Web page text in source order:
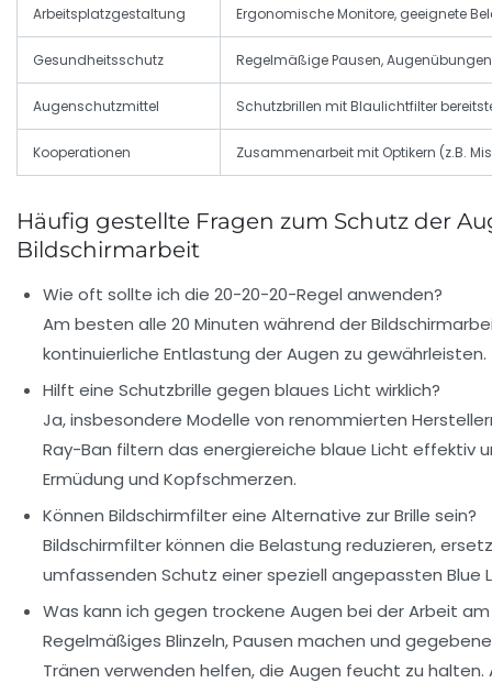
Arbeitsplatzgestaltung Ergonomische Monitore, geeignete
Gesundheitsschutz Regelmäßige Pausen,
Augenschutzmittel Schutzbrillen mit Blaulichtfilter
Kooperationen Zusammenarbeit mit Optikern (z.B.
Häufig gestellte Fragen zum Schutz der
Bildschirmarbeit
Wie oft sollte ich die 20-20-20-Regel anwenden?
Am besten alle 20 Minuten während der
kontinuierliche Entlastung der Augen zu gewährleisten.
Hilft eine Schutzbrille gegen blaues Licht wirklich?
Ja, insbesondere Modelle von renommierten
Ray-Ban filtern das energiereiche blaue Licht effektiv
Ermüdung und Kopfschmerzen.
Können Bildschirmfilter eine Alternative zur Brille sein?
Bildschirmfilter können die Belastung reduzieren,
umfassenden Schutz einer speziell angepassten Blue
Was kann ich gegen trockene Augen bei der Arbeit
Regelmäßiges Blinzeln, Pausen machen und
Tränen verwenden helfen, die Augen feucht zu